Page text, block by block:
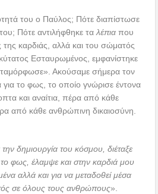
του ο Παύλος; Πότε διαπίστωσε
Πότε αντιλήφθηκε ταλέπιαπου
καρδιάς, αλλά και του σώματός
Εσταυρωμένος, εμφανίστηκε
Ακούσαμε σήμερα τον
το φως, το οποίο γνώρισε έντονα
και αναίτια, πέρα από κάθε
από κάθε ανθρώπινη δικαιοσύνη.
δημιουργία του κόσμου, διέταξε
φως, έλαμψε και στην καρδιά μου
αλλά και για να μεταδοθεί μέσα
σε όλους τους ανθρώπους».